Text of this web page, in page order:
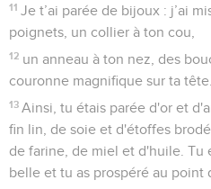
11 Je t’ai parée de bijoux : j’ai
poignets, un collier à ton cou,
12 un anneau à ton nez, des
couronne magnifique sur ta tête.
13 Ainsi, tu étais parée d'or et
fin lin, de soie et d'étoffes
de farine, de miel et d'huile. Tu
belle et tu as prospéré au point